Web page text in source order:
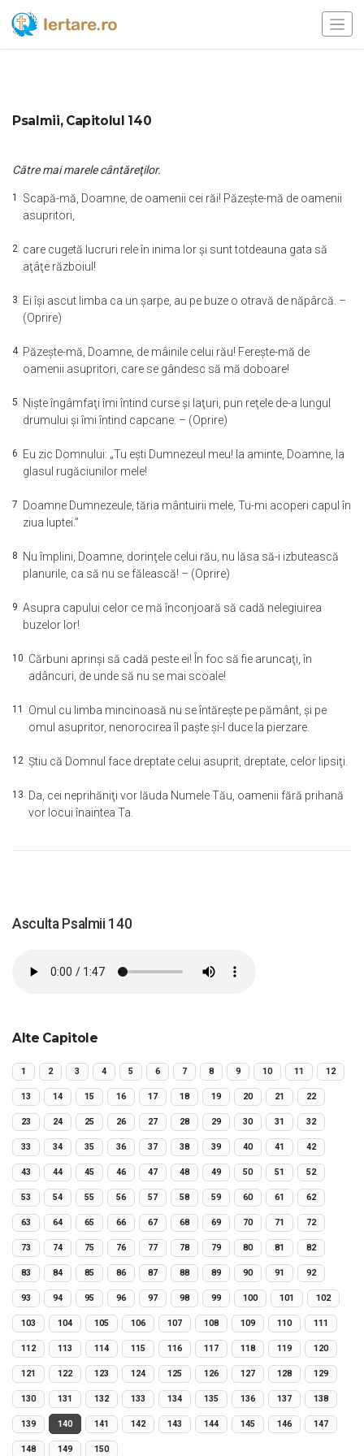
Psalmii, Capitolul 140
Către mai marele cântăreţilor.
1 Scapă-mă, Doamne, de oamenii cei răi! Păzeşte-mă de oamenii
asupritori,
2 care cugetă lucruri rele în inima lor şi sunt totdeauna gata să
aţâţe războiul!
3 Ei îşi ascut limba ca un şarpe, au pe buze o otravă de năpârcă. –
(Oprire)
4 Păzeşte-mă, Doamne, de mâinile celui rău! Fereşte-mă de
oamenii asupritori, care se gândesc să mă doboare!
5
Nişte îngâmfaţi îmi întind curse şi laţuri, pun reţele de-a lungul
drumului şi îmi întind capcane. – (Oprire)
6 Eu zic Domnului: „Tu eşti Dumnezeul meu! Ia aminte, Doamne, la
glasul rugăciunilor mele!
7 Doamne Dumnezeule, tăria mântuirii mele, Tu-mi acoperi capul în
ziua luptei.”
8
Nu împlini, Doamne, dorinţele celui rău, nu lăsa să-i izbutească
planurile, ca să nu se fălească! – (Oprire)
9 Asupra capului celor ce mă înconjoară să cadă nelegiuirea
buzelor lor!
10 Cărbuni aprinşi să cadă peste ei! În foc să fie aruncaţi, în
adâncuri, de unde să nu se mai scoale!
11 Omul cu limba mincinoasă nu se întăreşte pe pământ, şi pe
omul asupritor, nenorocirea îl paşte şi-l duce la pierzare.
12 Ştiu că Domnul face dreptate celui asuprit, dreptate, celor lipsiţi.
13 Da, cei neprihăniţi vor lăuda Numele Tău, oamenii fără prihană
vor locui înaintea Ta.
Asculta Psalmii 140
Alte Capitole
1 2 3 4 5 6 7 8 9 10 11 12
13 14 15 16 17 18 19 20 21 22
23 24 25 26 27 28 29 30 31 32
33 34 35 36 37 38 39 40 41 42
43 44 45 46 47 48 49 50 51 52
53 54 55 56 57 58 59 60 61 62
63 64 65 66 67 68 69 70 71 72
73 74 75 76 77 78 79 80 81 82
83 84 85 86 87 88 89 90 91 92
93 94 95 96 97 98 99 100 101 102
103 104 105 106 107 108 109 110 111
112 113 114 115 116 117 118 119 120
121 122 123 124 125 126 127 128 129
130 131 132 133 134 135 136 137 138
139 140 141 142 143 144 145 146 147
148 149 150